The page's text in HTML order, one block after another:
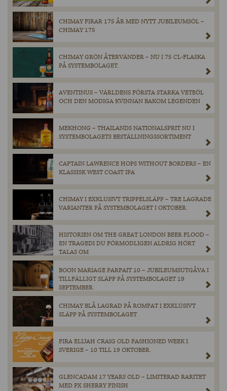
CHIMAY FIRAR 175 ÅR MED NYTT JUBILEUMSÖL –
CHIMAY 175
CHIMAY GRÖN ÅTERVÄNDER – NU I 75 CL-FLASKA
PÅ SYSTEMBOLAGET.
AVENTINUS – VÄRLDENS FÖRSTA STARKA VETEÖL
OCH DEN MODIGA KVINNAN BAKOM LEGENDEN
MEKHONG – THAILANDS NATIONALSPRIT NU I
SYSTEMBOLAGETS BESTÄLLNINGSSORTIMENT
CAPTAIN LAWRENCE HOPS WITHOUT BORDERS – EN
KLASSISK WEST COAST IPA
CHIMAY I EXKLUSIVT TRIPPELSLÄPP – TRE LAGRADE
VARIANTER PÅ SYSTEMBOLAGET I OKTOBER.
HISTORIEN OM THE GREAT LONDON BEER FLOOD –
EN TRAGEDI DU FÖRMODLIGEN ALDRIG HÖRT
TALAS OM
BOON MARIAGE PARFAIT 10 – JUBILEUMSUTGÅVA I
TILLFÄLLIGT SLÄPP PÅ SYSTEMBOLAGET 19
SEPTEMBER.
CHIMAY BLÅ LAGRAD PÅ ROMFAT I EXKLUSIVT
SLÄPP PÅ SYSTEMBOLAGET
FIRA ELIJAH CRAIG OLD FASHIONED WEEK I
SVERIGE – 10 TILL 19 OKTOBER.
GLENCADAM 17 YEARS OLD – LIMITERAD RARITET
MED PX SHERRY FINISH